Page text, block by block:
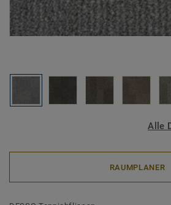
Alle
RAUMPLANER